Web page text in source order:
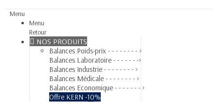
Menu
Menu
Retour
NOS PRODUITS
Balances Poids-prix - - - - - - - - >
Balances Laboratoire - - - - - - ->
Balances Industrie - - - - - - - - >
Balances Médicale - - - - - - - - >
Balances Economique - - - - - - - >
Offre KERN -10%